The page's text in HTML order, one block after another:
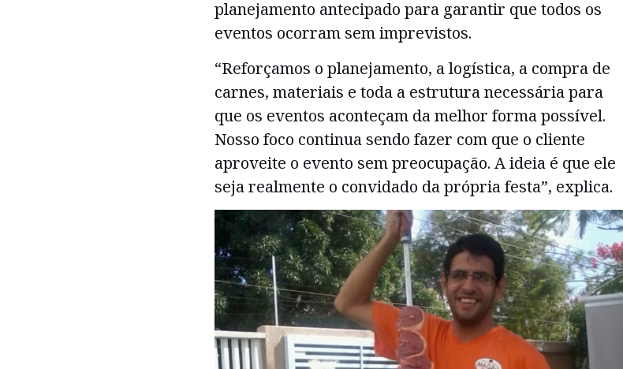
planejamento antecipado para garantir que todos os
eventos ocorram sem imprevistos.
“Reforçamos o planejamento, a logística, a compra de
carnes, materiais e toda a estrutura necessária para
que os eventos aconteçam da melhor forma possível.
Nosso foco continua sendo fazer com que o cliente
aproveite o evento sem preocupação. A ideia é que ele
seja realmente o convidado da própria festa”, explica.